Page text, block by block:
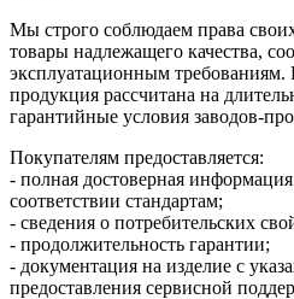
Мы строго соблюдаем права
товары надлежащего качества,
эксплуатационным требованиям.
продукция рассчитана на
гарантийные условия заводов-
Покупателям предоставляется:
- полная достоверная
соответствии стандартам;
- сведения о потребительских
- продолжительность гарантии;
- документация на изделие с
предоставления сервисной